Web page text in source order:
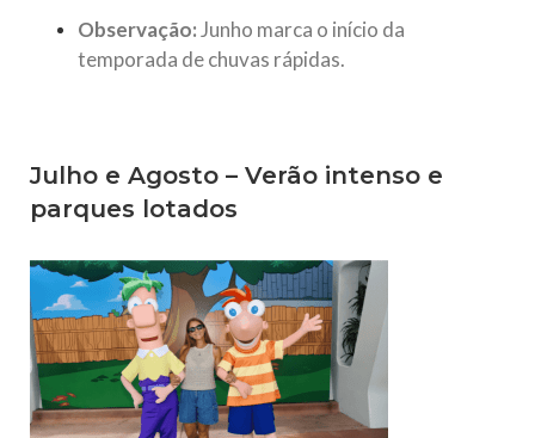
Observação: Junho marca o início da
temporada de chuvas rápidas.
Julho e Agosto – Verão intenso e
parques lotados